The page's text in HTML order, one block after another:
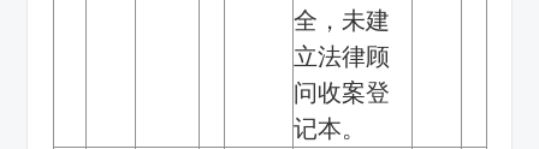
全，未建
立法律顾
问收案登
记本。